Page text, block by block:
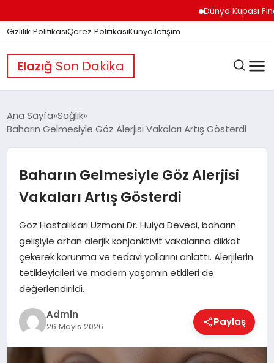
Dünya Kupası Finali
Gizlilik PolitikasıÇerez PolitikasıKünyeİletişim
Elazığ Son Dakika
GÜNDEM
DÜNYA
EĞITIM
EKONOMI
MAGAZIN
Ana Sayfa Sağlık
Baharın Gelmesiyle Göz Alerjisi Vakaları Artış Gösterdi
Baharın Gelmesiyle Göz Alerjisi
Vakaları Artış Gösterdi
Göz Hastalıkları Uzmanı Dr. Hülya Deveci, baharın
gelişiyle artan alerjik konjonktivit vakalarına dikkat
çekerek korunma ve tedavi yollarını anlattı. Alerjilerin
tetikleyicileri ve modern yaşamın etkileri de
değerlendirildi.
Admin
26 Mayıs 2026 Paylaş